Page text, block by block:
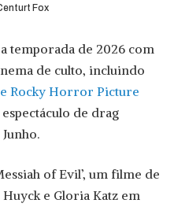
Fox
temporada de 2026 com
de culto, incluindo
Rocky Horror Picture
de drag
of Evil’, um filme de
e Gloria Katz em